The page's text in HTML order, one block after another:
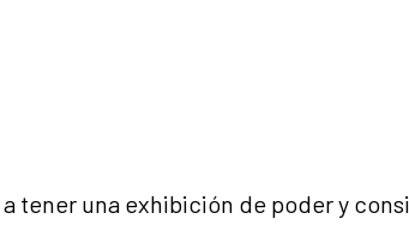
tener una exhibición de poder y